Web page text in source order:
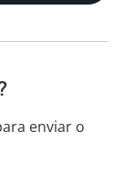
enviar o